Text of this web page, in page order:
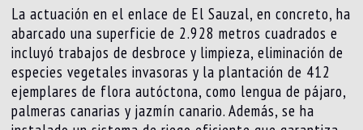
La actuación en el enlace de El Sauzal, en concreto, ha
abarcado una superficie de 2.928 metros cuadrados e
incluyó trabajos de desbroce y limpieza, eliminación de
especies vegetales invasoras y la plantación de 412
ejemplares de flora autóctona, como lengua de pájaro,
palmeras canarias y jazmín canario. Además, se ha